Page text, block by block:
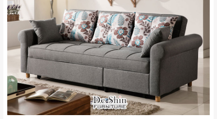
＊A108產品另收運費
新北
來、平溪、九份、
石門、林口 下福
里、新店山區、三
峽山區、石碇、坪
林、福隆、淡水山
區、北投湖山路、
深坑山區
$ 9,000以上：免
配送範圍：
苗栗至基隆；其它地區暫不開放，如因特殊
地型限制(山區、鄉、鎮、村)、樓梯太小、無
法搬運上樓等因素，導致無法配送，
本公司
保有出貨的權利。
保護物流人員的工作安全，賣家無提供吊掛
服務，若需以吊車或其他的吊掛方式吊運，
費用將由買方自行支付。
因大型傢俱有組裝、配送的問題，並非一般